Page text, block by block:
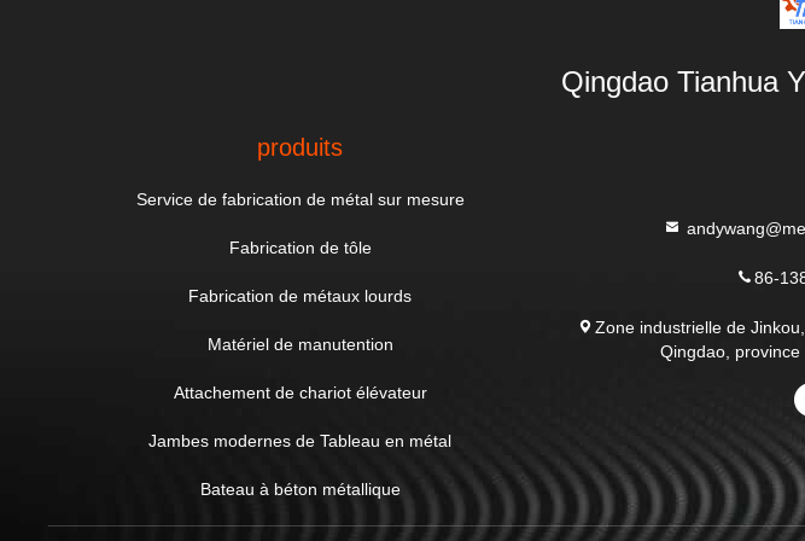
Qingdao Tianhua
produits
Service de fabrication de métal sur mesure
Fabrication de tôle
Fabrication de métaux lourds
Matériel de manutention
Attachement de chariot élévateur
Jambes modernes de Tableau en métal
Bateau à béton métallique
86-
Zone industrielle de
Qingdao,